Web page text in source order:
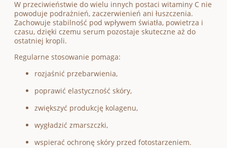
W przeciwieństwie do wielu innych postaci witaminy C nie
powoduje podrażnień, zaczerwienień ani łuszczenia.
Zachowuje stabilność pod wpływem światła, powietrza i
czasu, dzięki czemu serum pozostaje skuteczne aż do
ostatniej kropli.
Regularne stosowanie pomaga:
rozjaśnić przebarwienia,
poprawić elastyczność skóry,
zwiększyć produkcję kolagenu,
wygładzić zmarszczki,
wspierać ochronę skóry przed fotostarzeniem.